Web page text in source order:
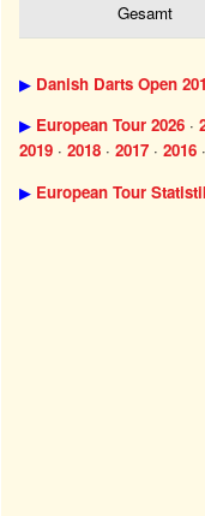
Gesamt
▶ Danish Darts Open
▶ European Tour 2026 ·
2019 · 2018 · 2017 · 2016 ·
▶ European Tour